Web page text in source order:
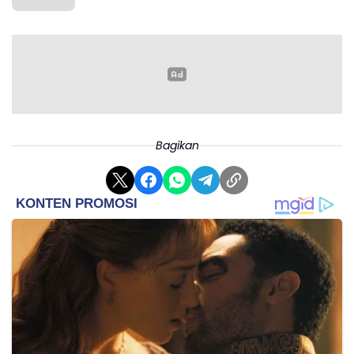
orang (DPO).
Ia menambahkan para tersangka disangkakan
melanggar Pasal 158 Undang-Undang Nomor 3
Tahun 2020 tentang Perubahan atas Undang-
Bagikan